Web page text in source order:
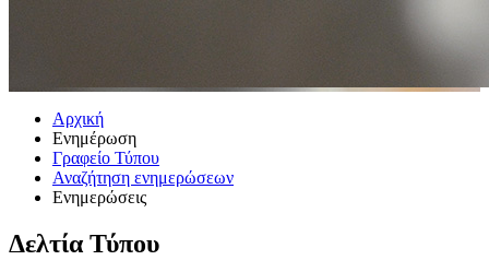
Αρχική
Ενημέρωση
Γραφείο Τύπου
Αναζήτηση ενημερώσεων
Ενημερώσεις
Δελτία Τύπου